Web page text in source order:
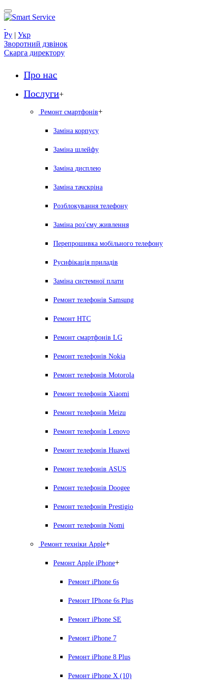
Ру | Укр
Зворотний дзвінок
Скарга директору
Про нас
Послуги+
Ремонт смартфонів+
Заміна корпусу
Заміна шлейфу
Заміна дисплею
Заміна тачскріна
Розблокування телефону
Заміна роз'єму живлення
Перепрошивка мобільного телефону
Русифікація приладів
Заміна системної плати
Ремонт телефонів Samsung
Ремонт HTC
Ремонт смартфонів LG
Ремонт телефонів Nokia
Ремонт телефонів Motorola
Ремонт телефонів Xiaomi
Ремонт телефонів Meizu
Ремонт телефонів Lenovo
Ремонт телефонів Huawei
Ремонт телефонів ASUS
Ремонт телефонів Doogee
Ремонт телефонів Prestigio
Ремонт телефонів Nomi
Ремонт техніки Apple+
Ремонт Apple iPhone+
Ремонт iPhone 6s
Ремонт IPhone 6s Plus
Ремонт iPhone SE
Ремонт iPhone 7
Ремонт iPhone 8 Plus
Ремонт iPhone X (10)